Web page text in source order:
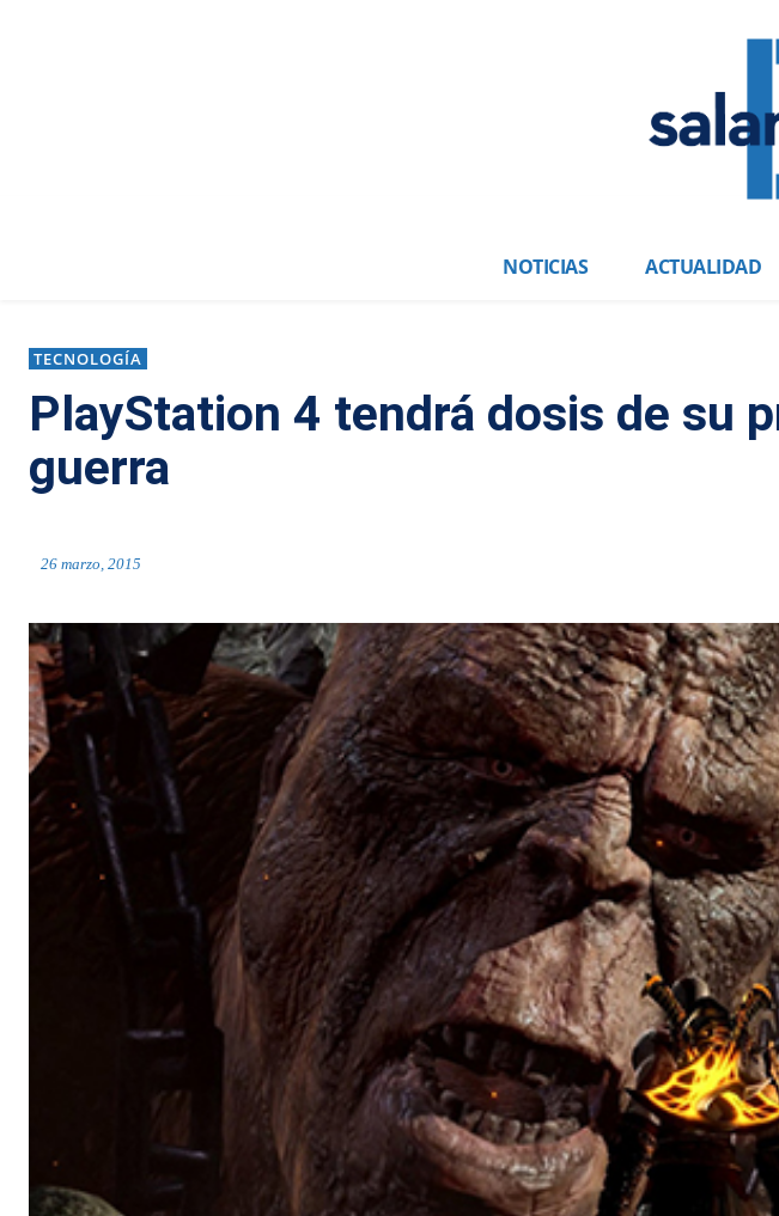
NOTICIAS ACTUALIDAD
TECNOLOGÍA
PlayStation 4 tendrá dosis de su
guerra
26 marzo, 2015